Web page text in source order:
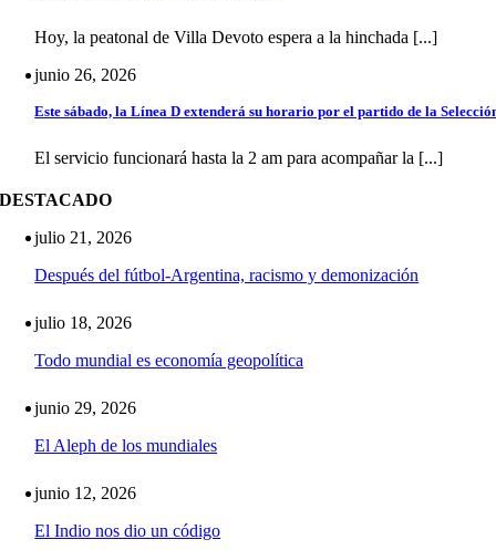
Hoy, la peatonal de Villa Devoto espera a la hinchada [...]
junio 26, 2026
Este sábado, la Línea D extenderá su horario por el partido de la
El servicio funcionará hasta la 2 am para acompañar la [...]
DESTACADO
julio 21, 2026
Después del fútbol-Argentina, racismo y demonización
julio 18, 2026
Todo mundial es economía geopolítica
junio 29, 2026
El Aleph de los mundiales
junio 12, 2026
El Indio nos dio un código